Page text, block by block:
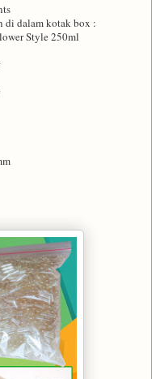
di dalam kotak box :
Style 250ml